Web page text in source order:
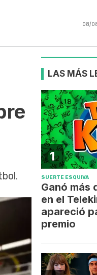
08/
LAS MÁS
1
SUERTE ESQUIVA
Ganó más
en el
apareció
premio